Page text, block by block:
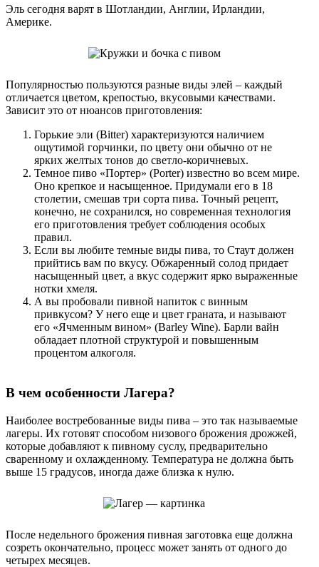
Эль сегодня варят в Шотландии, Англии, Ирландии,
Америке.
Популярностью пользуются разные виды элей – каждый
отличается цветом, крепостью, вкусовыми качествами.
Зависит это от нюансов приготовления:
Горькие эли (Bitter) характеризуются наличием
ощутимой горчинки, по цвету они обычно от не
ярких желтых тонов до светло-коричневых.
Темное пиво «Портер» (Porter) известно во всем мире.
Оно крепкое и насыщенное. Придумали его в 18
столетии, смешав три сорта пива. Точный рецепт,
конечно, не сохранился, но современная технология
его приготовления требует соблюдения особых
правил.
Если вы любите темные виды пива, то Стаут должен
прийтись вам по вкусу. Обжаренный солод придает
насыщенный цвет, а вкус содержит ярко выраженные
нотки хмеля.
А вы пробовали пивной напиток с винным
привкусом? У него еще и цвет граната, и называют
его «Ячменным вином» (Barley Wine). Барли вайн
обладает плотной структурой и повышенным
процентом алкоголя.
В чем особенности Лагера?
Наиболее востребованные виды пива – это так называемые
лагеры. Их готовят способом низового брожения дрожжей,
которые добавляют к пивному суслу, предварительно
сваренному и охлажденному. Температура не должна быть
выше 15 градусов, иногда даже близка к нулю.
После недельного брожения пивная заготовка еще должна
созреть окончательно, процесс может занять от одного до
четырех месяцев.